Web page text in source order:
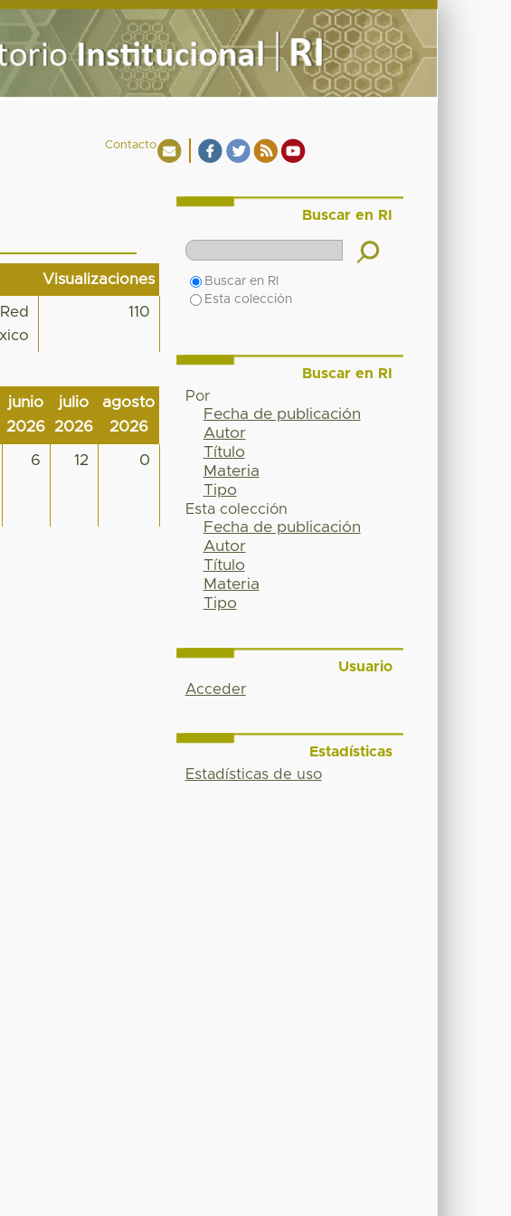
Contacto
Visualizaciones
110
junio
2026
julio
2026
agosto
2026
6 12 0
Buscar en RI
Buscar en RI
Esta colección
Buscar en RI
Por
Fecha de publicación
Autor
Título
Materia
Tipo
Esta colección
Fecha de publicación
Autor
Título
Materia
Tipo
Usuario
Acceder
Estadísticas
Estadísticas de uso